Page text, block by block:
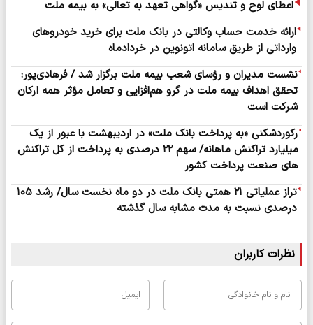
اعطای لوح و تندیس «گواهی تعهد به تعالی» به بیمه ملت
ارائه خدمت حساب وکالتی در بانک ملت برای خرید خودروهای
وارداتی از طریق سامانه اتونوین در خردادماه
​نشست مدیران و رؤسای شعب بیمه ملت برگزار شد / فرهادی‌پور:
تحقق اهداف بیمه ملت در گرو هم‌افزایی و تعامل مؤثر همه ارکان
شرکت است
رکوردشکنی «به پرداخت بانک ملت» در اردیبهشت با عبور از یک
میلیارد تراکنش ماهانه/ سهم ۲۲ درصدی به پرداخت از کل تراکنش
های صنعت پرداخت کشور
تراز عملیاتی ۲۱ همتی بانک ملت در دو ماه نخست سال/ رشد ۱۰۵
درصدی نسبت به مدت مشابه سال گذشته
نظرات کاربران